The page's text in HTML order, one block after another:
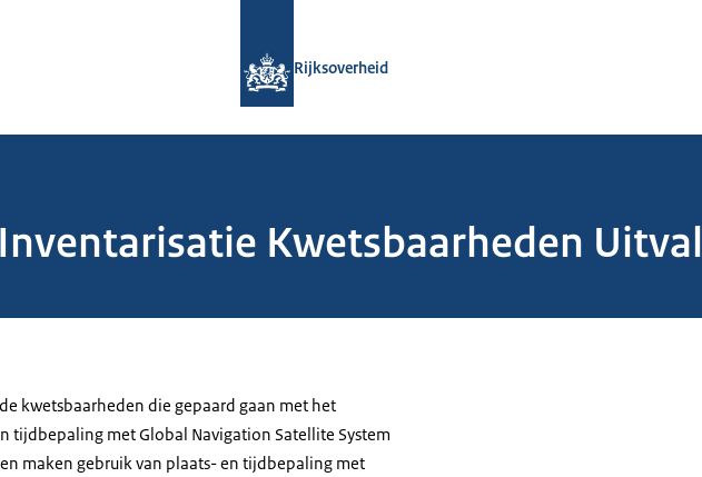
Rijksoverheid
Kwetsbaarheden Uitval
kwetsbaarheden die gepaard gaan met het
tijdbepaling met Global Navigation Satellite System
maken gebruik van plaats- en tijdbepaling met